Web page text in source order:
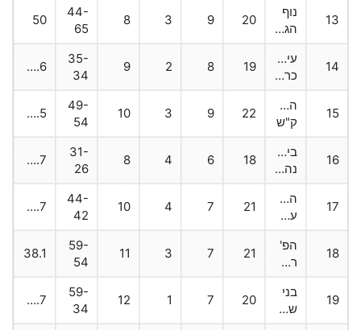
13
נוף
הגליל
20
9
3
8
44-
65
50
14
עירוני
כרמיאל
19
8
2
9
35-
34
45.6
15
הפועל
ק"ש
22
9
3
10
49-
54
45.5
16
בית"ר
נהריה
18
6
4
8
31-
26
40.7
17
הפועל
עפולה
21
7
4
10
44-
42
39.7
18
הפ'
רעננה2
21
7
3
11
59-
54
38.1
19
בני
שפרעם
20
7
1
12
59-
34
36.7